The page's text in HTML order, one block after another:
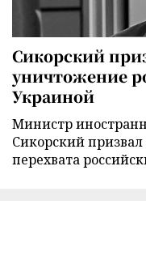
Сикорский
уничтожение
Украиной
Министр
Сикорский
перехвата